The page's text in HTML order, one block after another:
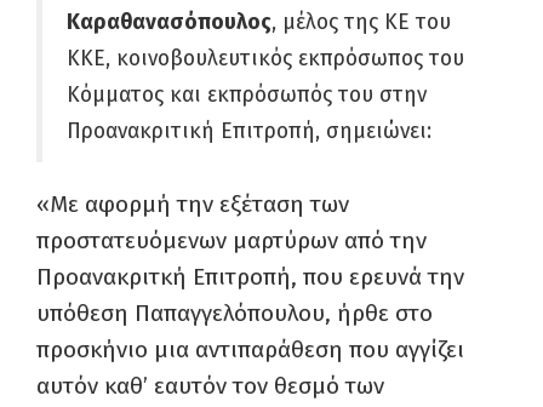
Καραθανασόπουλος, μέλος της ΚΕ του
ΚΚΕ, κοινοβουλευτικός εκπρόσωπος του
Κόμματος και εκπρόσωπός του στην
Προανακριτική Επιτροπή, σημειώνει:
«Με αφορμή την εξέταση των
προστατευόμενων μαρτύρων από την
Προανακριτκή Επιτροπή, που ερευνά την
υπόθεση Παπαγγελόπουλου, ήρθε στο
προσκήνιο μια αντιπαράθεση που αγγίζει
αυτόν καθ’ εαυτόν τον θεσμό των